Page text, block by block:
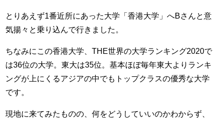
とりあえず1番近所にあった大学「香港大学」へBさんと意
気揚々と乗り込んで行きました。
ちなみにこの香港大学、THE世界の大学ランキング2020で
は36位の大学。東大は35位。基本ほぼ毎年東大よりランキ
ングが上にくるアジアの中でもトップクラスの優秀な大学
です。
現地に来てみたものの、何をどうしていいのかわからず、